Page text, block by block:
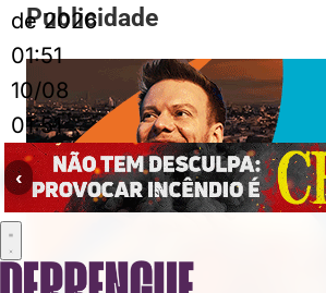
de 2026
01:51
10/08
01:51
‹
Publicidade